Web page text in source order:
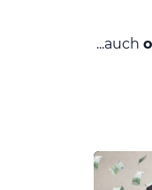
...auch